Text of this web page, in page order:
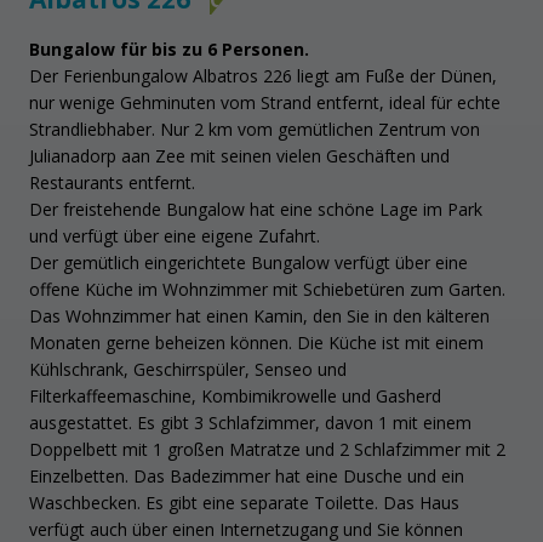
Bungalow für bis zu 6 Personen.
Der Ferienbungalow Albatros 226 liegt am Fuße der Dünen,
nur wenige Gehminuten vom Strand entfernt, ideal für echte
Strandliebhaber. Nur 2 km vom gemütlichen Zentrum von
Julianadorp aan Zee mit seinen vielen Geschäften und
Restaurants entfernt.
Der freistehende Bungalow hat eine schöne Lage im Park
und verfügt über eine eigene Zufahrt.
Der gemütlich eingerichtete Bungalow verfügt über eine
offene Küche im Wohnzimmer mit Schiebetüren zum Garten.
Das Wohnzimmer hat einen Kamin, den Sie in den kälteren
Monaten gerne beheizen können. Die Küche ist mit einem
Kühlschrank, Geschirrspüler, Senseo und
Filterkaffeemaschine, Kombimikrowelle und Gasherd
ausgestattet. Es gibt 3 Schlafzimmer, davon 1 mit einem
Doppelbett mit 1 großen Matratze und 2 Schlafzimmer mit 2
Einzelbetten. Das Badezimmer hat eine Dusche und ein
Waschbecken. Es gibt eine separate Toilette. Das Haus
verfügt auch über einen Internetzugang und Sie können